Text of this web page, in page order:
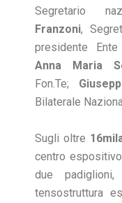
Segretario
Franzoni,
presidente
Anna Maria
Fon.Te;
Bilaterale
Sugli oltre
centro
due
tensostruttura